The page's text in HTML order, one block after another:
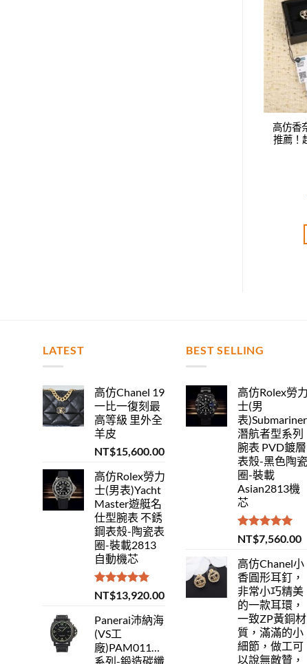
高仿香
推薦！
LATEST
高仿Chanel 19
一比一復刻最
高等級 里外全
羊皮
NT$15,600.00
高仿Rolex勞力
士(男表)Yacht
Master遊艇名
仕型腕表 不銹
鋼表殼-陶瓷表
圈-裝載2813
自動機芯
評分5.00
滿分 5
NT$13,920.00
Panerai沛納海
(VS工
廠)PAM01118Luminor
系列-鍛造碳纖
BEST SELLING
高仿Rolex勞力
士(男
表)Submariner
潛航者型系列
腕表 PVD鍍層
表殼-黑色陶瓷
圈-裝載
Asian2813機
芯
評分 5.00
滿分 5
NT$7,560.00
高仿Chanel小
香圓形耳釘，
非常小巧精美
的一款耳環，
一致ZP黃銅材
質，滿滿的小
細節，做工可
以說無敵贊，